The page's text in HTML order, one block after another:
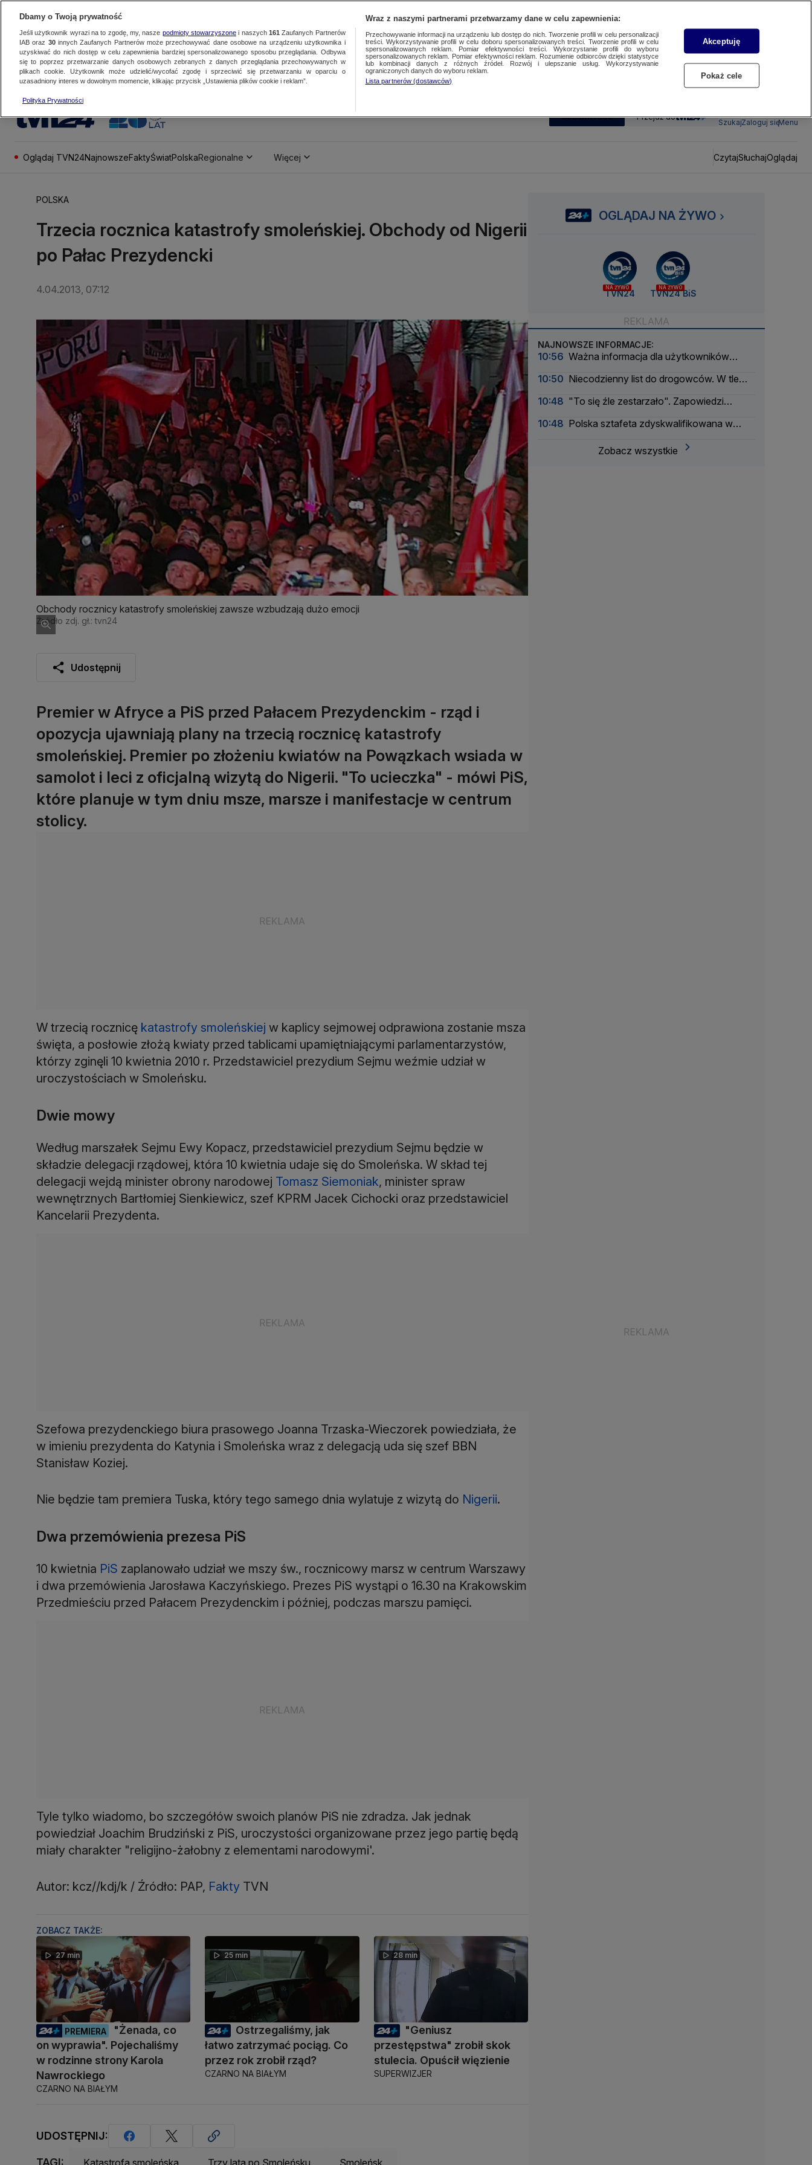
SUBSKRYBUJ Przejdź do
SzukajZaloguj sięMenu
Oglądaj TVN24NajnowszeFaktyŚwiatPolskaRegionalne Więcej CzytajSłuchajOglądaj
POLSKA
Trzecia rocznica katastrofy smoleńskiej. Obchody od Nigerii
po Pałac Prezydencki
4.04.2013, 07:12
Obchody rocznicy katastrofy smoleńskiej zawsze wzbudzają dużo emocji
Źródło zdj. gł.: tvn24
Udostępnij
Premier w Afryce a PiS przed Pałacem Prezydenckim - rząd i
opozycja ujawniają plany na trzecią rocznicę katastrofy
smoleńskiej. Premier po złożeniu kwiatów na Powązkach wsiada w
samolot i leci z oficjalną wizytą do Nigerii. "To ucieczka" - mówi PiS,
które planuje w tym dniu msze, marsze i manifestacje w centrum
stolicy.
W trzecią rocznicę katastrofy smoleńskiej w kaplicy sejmowej odprawiona zostanie msza
święta, a posłowie złożą kwiaty przed tablicami upamiętniającymi parlamentarzystów,
którzy zginęli 10 kwietnia 2010 r. Przedstawiciel prezydium Sejmu weźmie udział w
uroczystościach w Smoleńsku.
Dwie mowy
Według marszałek Sejmu Ewy Kopacz, przedstawiciel prezydium Sejmu będzie w
składzie delegacji rządowej, która 10 kwietnia udaje się do Smoleńska. W skład tej
delegacji wejdą minister obrony narodowej Tomasz Siemoniak, minister spraw
wewnętrznych Bartłomiej Sienkiewicz, szef KPRM Jacek Cichocki oraz przedstawiciel
Kancelarii Prezydenta.
Szefowa prezydenckiego biura prasowego Joanna Trzaska-Wieczorek powiedziała, że
w imieniu prezydenta do Katynia i Smoleńska wraz z delegacją uda się szef BBN
Stanisław Koziej.
Nie będzie tam premiera Tuska, który tego samego dnia wylatuje z wizytą do Nigerii.
Dwa przemówienia prezesa PiS
10 kwietnia PiS zaplanowało udział we mszy św., rocznicowy marsz w centrum Warszawy
i dwa przemówienia Jarosława Kaczyńskiego. Prezes PiS wystąpi o 16.30 na Krakowskim
Przedmieściu przed Pałacem Prezydenckim i później, podczas marszu pamięci.
Tyle tylko wiadomo, bo szczegółów swoich planów PiS nie zdradza. Jak jednak
powiedział Joachim Brudziński z PiS, uroczystości organizowane przez jego partię będą
miały charakter "religijno-żałobny z elementami narodowymi'.
Autor: kcz//kdj/k / Źródło: PAP, Fakty TVN
ZOBACZ TAKŻE:
27 min
PREMIERA
"Żenada, co
on wyprawia". Pojechaliśmy
w rodzinne strony Karola
Nawrockiego
CZARNO NA BIAŁYM
25 min
Ostrzegaliśmy, jak
łatwo zatrzymać pociąg. Co
przez rok zrobił rząd?
CZARNO NA BIAŁYM
28 min
"Geniusz
przestępstwa" zrobił skok
stulecia. Opuścił więzienie
SUPERWIZJER
UDOSTĘPNIJ:
TAGI: Katastrofa smoleńska Trzy lata po Smoleńsku Smoleńsk
OGLĄDAJ NA ŻYWO
NA ŻYWO
TVN24
NA ŻYWO
TVN24 BiS
NAJNOWSZE INFORMACJE:
10:56 Ważna informacja dla użytkowników
10:50 Niecodzienny list do drogowców. W tle
samochody
10:48 "To się źle zestarzało". Zapowiedzi
10:48 Polska sztafeta zdyskwalifikowana w
Zobacz wszystkie
Dbamy o Twoją prywatność
Jeśli użytkownik wyrazi na to zgodę, my, nasze podmioty stowarzyszonei naszych 161 Zaufanych Partnerów
IAB oraz 30innych Zaufanych Partnerów może przechowywać dane osobowe na urządzeniu użytkownika i
uzyskiwać do nich dostęp w celu zapewnienia bardziej spersonalizowanego sposobu przeglądania. Odbywa
się to poprzez przetwarzanie danych osobowych zebranych z danych przeglądania przechowywanych w
plikach cookie. Użytkownik może udzielić/wycofać zgodę i sprzeciwić się przetwarzaniu w oparciu o
uzasadniony interes w dowolnym momencie, klikając przycisk „Ustawienia plików cookie i reklam”.
Polityka Prywatności
Wraz z naszymi partnerami przetwarzamy dane w celu zapewnienia:
Przechowywanie informacji na urządzeniu lub dostęp do nich. Tworzenie profili w celu personalizacji
treści. Wykorzystywanie profili w celu doboru spersonalizowanych treści. Tworzenie profili w celu
spersonalizowanych reklam. Pomiar efektywności treści. Wykorzystanie profili do wyboru
spersonalizowanych reklam. Pomiar efektywności reklam. Rozumienie odbiorców dzięki statystyce
lub kombinacji danych z różnych źródeł. Rozwój i ulepszanie usług. Wykorzystywanie
ograniczonych danych do wyboru reklam.
Lista partnerów (dostawców)
Akceptuję
Pokaż cele